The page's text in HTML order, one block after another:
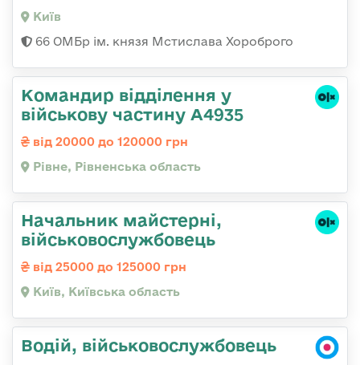
Київ
66 ОМБр ім. князя Мстислава Хороброго
Командир відділення у
військову частину А4935
від 20000 до 120000 грн
Рівне, Рівненська область
Начальник майстерні,
військовослужбовець
від 25000 до 125000 грн
Київ, Київська область
Водій, військовослужбовець